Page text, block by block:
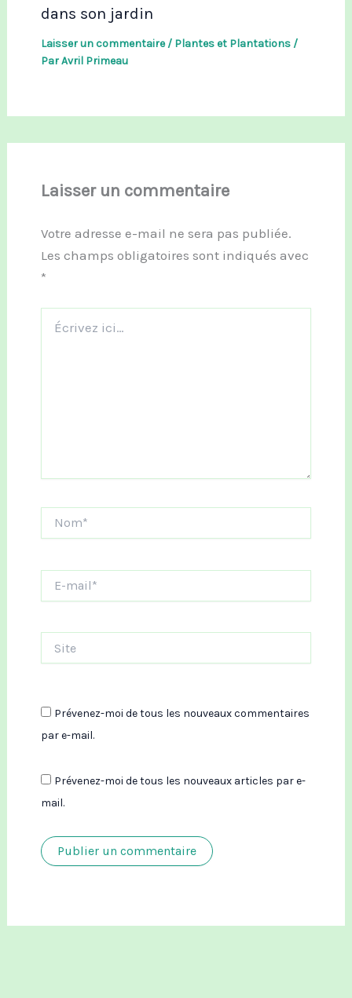
dans son jardin
Laisser un commentaire / Plantes et Plantations/
ParAvril Primeau
Laisser un commentaire
Votre adresse e-mail ne sera pas publiée.
Les champs obligatoires sont indiqués avec
*
ici…
mail*
Prévenez-moi de tous les nouveaux commentaires
par e-mail.
Prévenez-moi de tous les nouveaux articles par e-
mail.